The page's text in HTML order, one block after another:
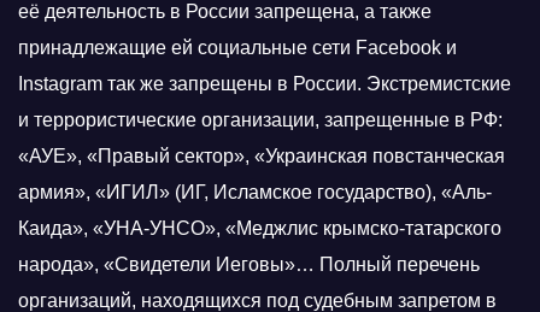
её деятельность в России запрещена, а также
принадлежащие ей социальные сети Facebook и
Instagram так же запрещены в России. Экстремистские
и террористические организации, запрещенные в РФ:
«АУЕ», «Правый сектор», «Украинская повстанческая
армия», «ИГИЛ» (ИГ, Исламское государство), «Аль-
Каида», «УНА-УНСО», «Меджлис крымско-татарского
народа», «Свидетели Иеговы»… Полный перечень
организаций, находящихся под судебным запретом в